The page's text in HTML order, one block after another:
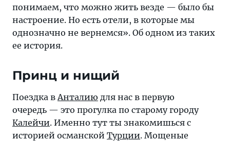
настроение.
есть
которые
однозначно
не
вернемся»
понимаем, что можно жить везде — было бы
настроение. Но есть отели, в которые мы
однозначно не вернемся». Об одном из таких
ее история.
Принц и нищий
Поездка вАнталию для нас в первую
очередь — это прогулка по старому городу
Калейчи. Именно тут ты знакомишься с
историей османской Турции. Мощеные